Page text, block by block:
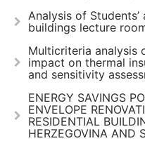
Analysis of
buildings lecture
Multicriteria analysis
impact on thermal
and sensitivity
ENERGY SAVINGS
ENVELOPE
RESIDENTIAL
HERZEGOVINA AND